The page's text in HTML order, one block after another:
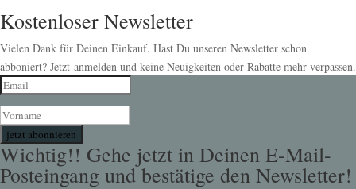
Kostenloser Newsletter
Vielen Dank für Deinen Einkauf. Hast Du unseren Newsletter schon
abboniert? Jetzt anmelden und keine Neuigkeiten oder Rabatte mehr verpassen.
jetzt abonnieren
Wichtig!! Gehe jetzt in Deinen E-Mail-
Posteingang und bestätige den Newsletter!